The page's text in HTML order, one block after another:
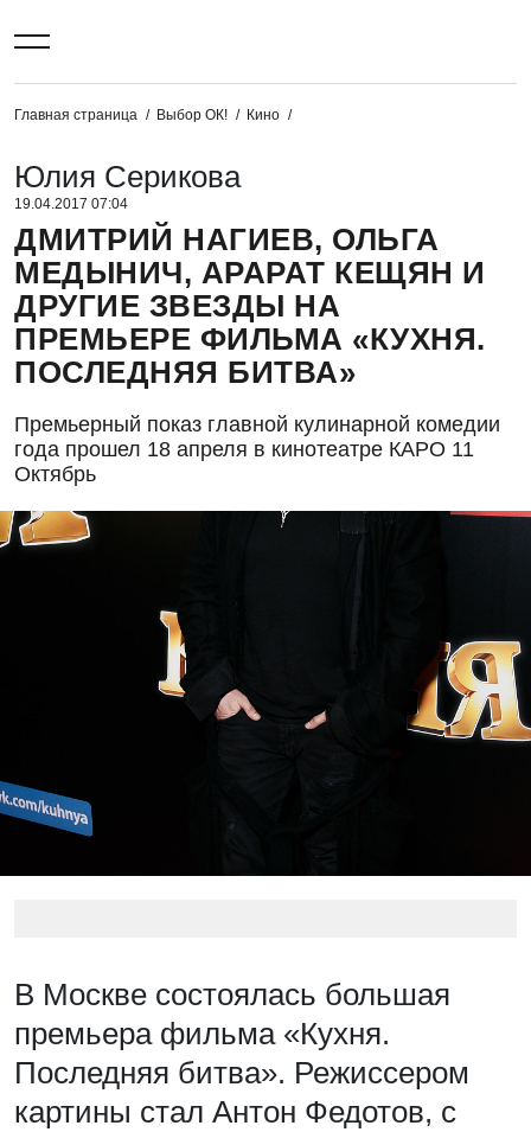
Главная страница Выбор ОК! Кино
Юлия Серикова
19.04.2017 07:04
ДМИТРИЙ НАГИЕВ, ОЛЬГА
МЕДЫНИЧ, АРАРАТ КЕЩЯН И
ДРУГИЕ ЗВЕЗДЫ НА
ПРЕМЬЕРЕ ФИЛЬМА «КУХНЯ.
ПОСЛЕДНЯЯ БИТВА»
Премьерный показ главной кулинарной комедии
года прошел 18 апреля в кинотеатре КАРО 11
Октябрь
В Москве состоялась большая
премьера фильма «Кухня.
Последняя битва». Режиссером
картины стал Антон Федотов, с